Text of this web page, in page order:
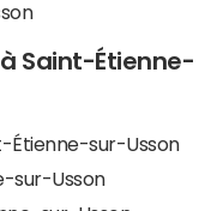
Saint-Étienne-
Étienne-sur-Usson
sur-Usson